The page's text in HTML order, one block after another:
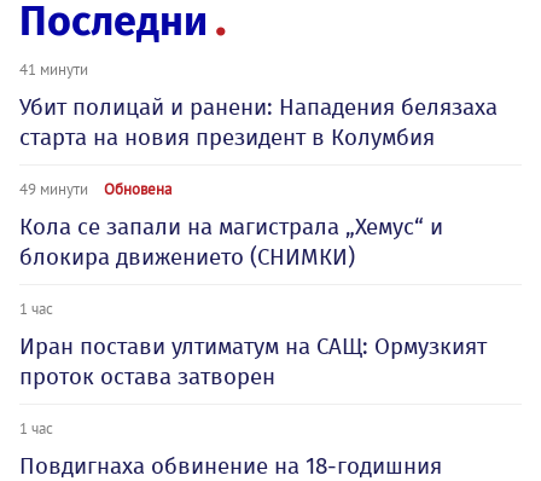
Последни
41 минути
Убит полицай и ранени: Нападения белязаха
старта на новия президент в Колумбия
49 минути Обновена
Кола се запали на магистрала „Хемус“ и
блокира движението (СНИМКИ)
1 час
Иран постави ултиматум на САЩ: Ормузкият
проток остава затворен
1 час
Повдигнаха обвинение на 18-годишния